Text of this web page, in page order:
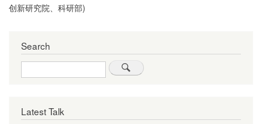
创新研究院、科研部)
Search
Search
Latest Talk